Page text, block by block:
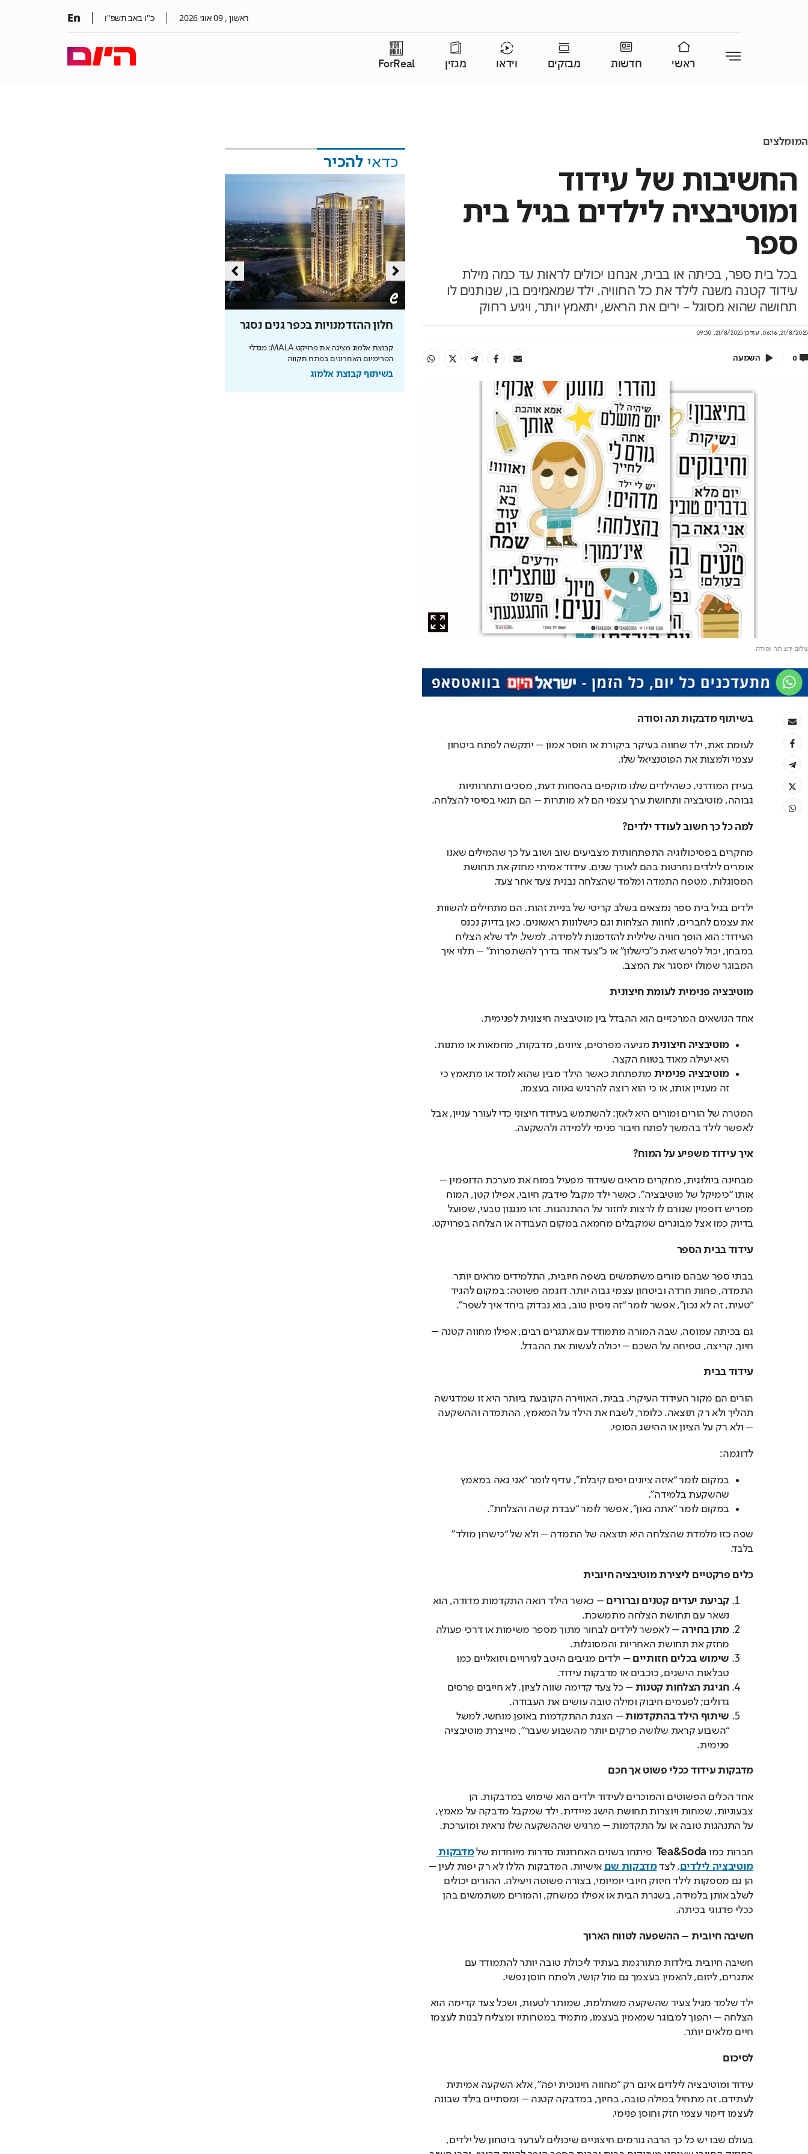
ראשון , 09אוג׳ 2026 כ"ו באב תשפ"ו En
ראשי חדשות מבזקים וידאו מגזין ForReal
המומלצים
החשיבות של עידוד
ומוטיבציה לילדים בגיל בית
ספר
בכל בית ספר, בכיתה או בבית, אנחנו יכולים לראות עד כמה מילת
עידוד קטנה משנה לילד את כל החוויה. ילד שמאמינים בו, שנותנים לו
תחושה שהוא מסוגל – ירים את הראש, יתאמץ יותר, ויגיע רחוק
21/8/2025, 06:16
, עודכן21/8/2025, 09:30
0 השמעה
צילום יחצ תה וסודה
בשיתוף מדבקות תה וסודה
לעומת זאת, ילד שחווה בעיקר ביקורת או חוסר אמון – יתקשה לפתח ביטחון
עצמי ולמצות את הפוטנציאל שלו.
גבוהה, מוטיבציה ותחושת ערך עצמי הם לא מותרות – הם תנאי בסיסי להצלחה.
למה כל כך חשוב לעודד ילדים?
המסוגלות, מטפח התמדה ומלמד שהצלחה נבנית צעד אחר צעד.
במבחן, יכול לפרש זאת כ”כישלון” או כ”צעד אחד בדרך להשתפרות” – תלוי איך
המבוגר שמולו ימסגר את המצב.
מוטיבציה פנימית לעומת חיצונית
אחד הנושאים המרכזיים הוא ההבדל בין מוטיבציה חיצונית לפנימית.
מוטיבציה חיצוניתמגיעה מפרסים, ציונים, מדבקות, מחמאות או מתנות.
היא יעילה מאוד בטווח הקצר.
מוטיבציה פנימית מתפתחת כאשר הילד מבין שהוא לומד או מתאמץ כי
זה מעניין אותו, או כי הוא רוצה להרגיש גאווה בעצמו.
המטרה של הורים ומורים היא לאזן: להשתמש בעידוד חיצוני כדי לעורר עניין, אבל
לאפשר לילד בהמשך לפתח חיבור פנימי ללמידה ולהשקעה.
איך עידוד משפיע על המוח?
מפריש דופמין שגורם לו לרצות לחזור על ההתנהגות. זהו מנגנון טבעי, שפועל
בדיוק כמו אצל מבוגרים שמקבלים מחמאה במקום העבודה או הצלחה בפרויקט.
עידוד בבית הספר
בבתי ספר שבהם מורים משתמשים בשפה חיובית, התלמידים מראים יותר
“טעית, זה לא נכון”, אפשר לומר “זה ניסיון טוב, בוא נבדוק ביחד איך לשפר”.
חיוך, קריצה, טפיחה על השכם – יכולה לעשות את ההבדל.
עידוד בבית
– ולא רק על הציון או ההישג הסופי.
לדוגמה:
במקום לומר “איזה ציונים יפים קיבלת”, עדיף לומר “אני גאה במאמץ
שהשקעת בלמידה”.
במקום לומר “אתה גאון”, אפשר לומר “עבדת קשה והצלחת”.
בלבד.
כלים פרקטיים ליצירת מוטיבציה חיובית
קביעת יעדים קטנים וברורים – כאשר הילד רואה התקדמות מדודה, הוא
נשאר עם תחושת הצלחה מתמשכת.
מתן בחירה – לאפשר לילדים לבחור מתוך מספר משימות או דרכי פעולה
מחזק את תחושת האחריות והמסוגלות.
שימוש בכלים חזותיים – ילדים מגיבים היטב לגירויים ויזואליים כמו
טבלאות הישגים, כוכבים או מדבקות עידוד.
חגיגת הצלחות קטנות – כל צעד קדימה שווה לציון. לא חייבים פרסים
גדולים; לפעמים חיבוק ומילה טובה עושים את העבודה.
שיתוף הילד בהתקדמות– הצגת ההתקדמות באופן מוחשי, למשל
“השבוע קראת שלושה פרקים יותר מהשבוע שעבר”, מייצרת מוטיבציה
פנימית.
מדבקות עידוד ככלי פשוט אך חכם
על התנהגות טובה או על התקדמות – מרגיש שההשקעה שלו נראית ומוערכת.
חברות כמו Tea&Soda פיתחו בשנים האחרונות סדרות מיוחדות של
מדבקות
מוטיבציה לילדים, לצד מדבקות שם
לשלב אותן בלמידה, בשגרת הבית או אפילו כמשחק, והמורים משתמשים בהן
ככלי פדגוגי בכיתה.
חשיבה חיובית – ההשפעה לטווח הארוך
אתגרים, ליזום, להאמין בעצמך גם מול קושי, ולפתח חוסן נפשי.
חיים מלאים יותר.
לסיכום
לעצמו דימוי עצמי חזק וחוסן פנימי.
כדאי להכיר
חלון ההזדמנויות בכפר גנים נסגר
קבוצת אלמוג מציגה את פרויקט MALA: מגדלי
הפרימיום האחרונים בפתח תקווה
בשיתוף קבוצת אלמוג
מידע וניהול אקלים חכם בבית
איך אסם הפכה את תקופת הצנע והמחסור הקשה
בשיתוף אסם